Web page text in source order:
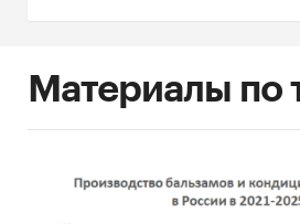
Материалы по